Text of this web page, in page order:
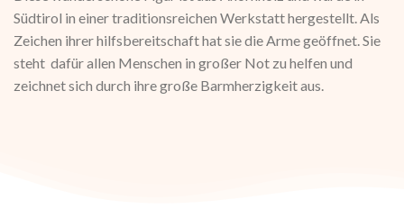
Südtirol in einer traditionsreichen Werkstatt hergestellt. Als
Zeichen ihrer hilfsbereitschaft hat sie die Arme geöffnet. Sie
steht dafür allen Menschen in großer Not zu helfen und
zeichnet sich durch ihre große Barmherzigkeit aus.